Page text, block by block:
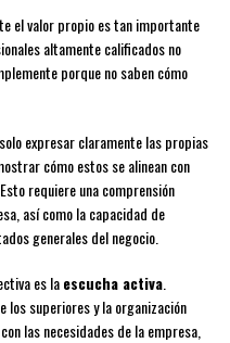
el valor propio es tan importante
altamente calificados no
porque no saben cómo
expresar claramente las propias
cómo estos se alinean con
requiere una comprensión
así como la capacidad de
generales del negocio.
es laescucha activa.
los superiores y la organización
las necesidades de la empresa,